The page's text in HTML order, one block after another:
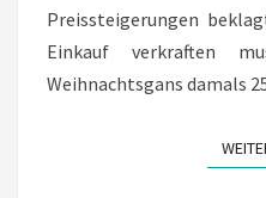
Preissteigerungen
Einkauf verkraften
Weihnachtsgans damals